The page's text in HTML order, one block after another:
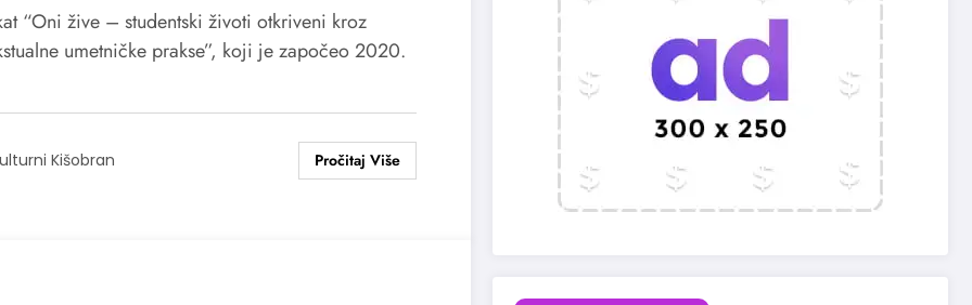
“Oni žive – studentski životi otkriveni kroz
umetničke prakse”, koji je započeo 2020.
Kišobran